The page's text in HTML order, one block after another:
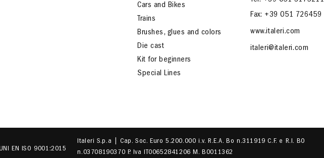
Cars and Bikes
Trains
Brushes, glues and colors
Die cast
Kit for beginners
Special Lines
Fax: +39 051 726459
www.italeri.com
italeri@italeri.com
EN ISO 9001:2015
Italeri S.p.a | Cap. Soc. Euro 5.200.000 i.v. R.E.A. Bo n.311919 C.F. e R.I. BO
n.03708190370 P. Iva IT00652841206 M. B0011362